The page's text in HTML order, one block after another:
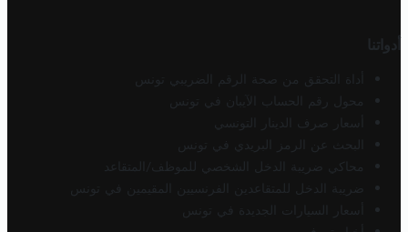
أدواتنا
أداة التحقق من صحة الرقم الضريبي تونس
محول رقم الحساب الآيبان في تونس
أسعار صرف الدينار التونسي
البحث عن الرمز البريدي في تونس
محاكي ضريبة الدخل الشخصي للموظف/المتقاعد
ضريبة الدخل للمتقاعدين الفرنسيين المقيمين في تونس
أسعار السيارات الجديدة في تونس